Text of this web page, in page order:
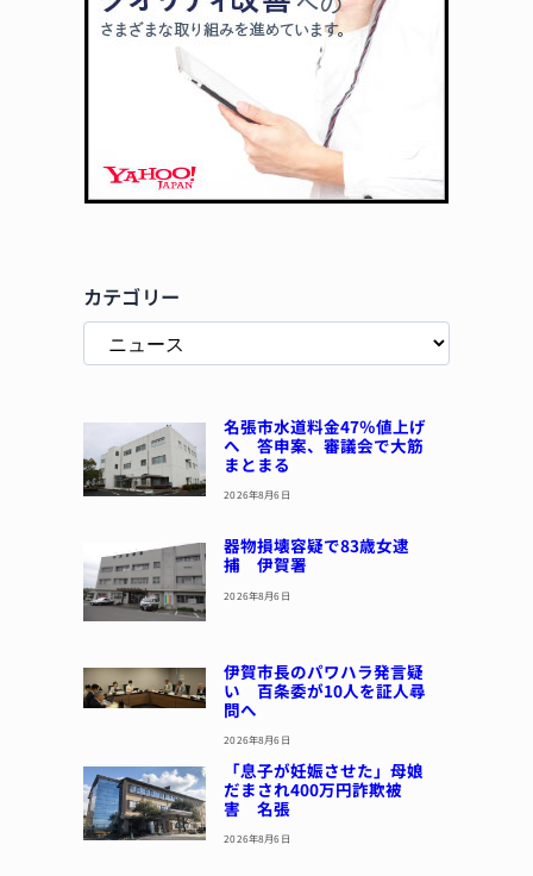
カテゴリー
名張市水道料金47％値上げ
へ 答申案、審議会で大筋
まとまる
2026年8月6日
器物損壊容疑で83歳女逮
捕 伊賀署
2026年8月6日
伊賀市長のパワハラ発言疑
い 百条委が10人を証人尋
問へ
2026年8月6日
「息子が妊娠させた」母娘
だまされ400万円詐欺被
害 名張
2026年8月6日